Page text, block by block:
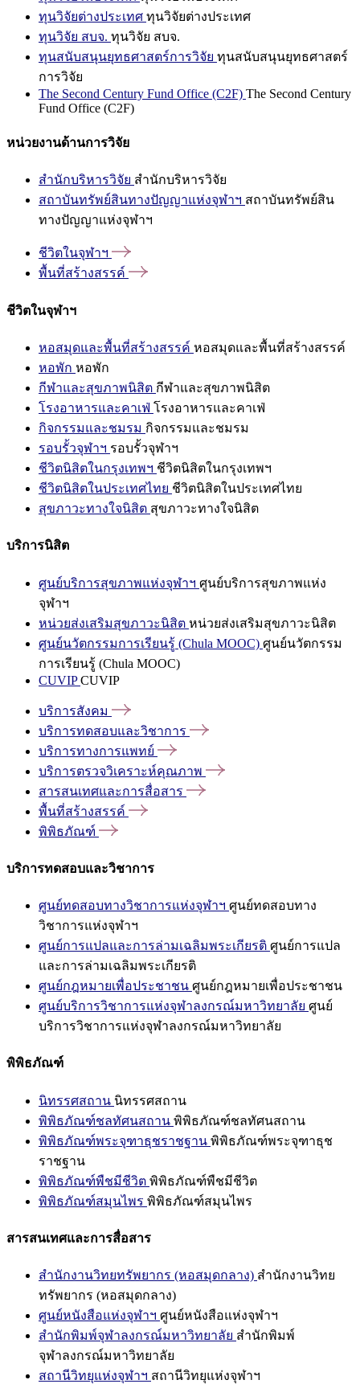
ทุนวิจัยต่างประเทศ ทุนวิจัยต่างประเทศ
ทุนวิจัย สบจ. ทุนวิจัย สบจ.
ทุนสนับสนุนยุทธศาสตร์การวิจัย ทุนสนับสนุนยุทธศาสตร์
การวิจัย
The Second Century Fund Office (C2F) The Second Century
Fund Office (C2F)
หน่วยงานด้านการวิจัย
สำนักบริหารวิจัย สำนักบริหารวิจัย
สถาบันทรัพย์สินทางปัญญาแห่งจุฬาฯ สถาบันทรัพย์สิน
ทางปัญญาแห่งจุฬาฯ
ชีวิตในจุฬาฯ
พื้นที่สร้างสรรค์
ชีวิตในจุฬาฯ
หอสมุดและพื้นที่สร้างสรรค์ หอสมุดและพื้นที่สร้างสรรค์
หอพัก หอพัก
กีฬาและสุขภาพนิสิต กีฬาและสุขภาพนิสิต
โรงอาหารและคาเฟ่ โรงอาหารและคาเฟ่
กิจกรรมและชมรม กิจกรรมและชมรม
รอบรั้วจุฬาฯ รอบรั้วจุฬาฯ
ชีวิตนิสิตในกรุงเทพฯ ชีวิตนิสิตในกรุงเทพฯ
ชีวิตนิสิตในประเทศไทย ชีวิตนิสิตในประเทศไทย
สุขภาวะทางใจนิสิต สุขภาวะทางใจนิสิต
บริการนิสิต
ศูนย์บริการสุขภาพแห่งจุฬาฯ ศูนย์บริการสุขภาพแห่ง
จุฬาฯ
หน่วยส่งเสริมสุขภาวะนิสิต หน่วยส่งเสริมสุขภาวะนิสิต
ศูนย์นวัตกรรมการเรียนรู้ (Chula MOOC) ศูนย์นวัตกรรม
การเรียนรู้ (Chula MOOC)
CUVIPCUVIP
บริการสังคม
บริการทดสอบและวิชาการ
บริการทางการแพทย์
บริการตรวจวิเคราะห์คุณภาพ
สารสนเทศและการสื่อสาร
พื้นที่สร้างสรรค์
พิพิธภัณฑ์
บริการทดสอบและวิชาการ
ศูนย์ทดสอบทางวิชาการแห่งจุฬาฯ ศูนย์ทดสอบทาง
วิชาการแห่งจุฬาฯ
ศูนย์การแปลและการล่ามเฉลิมพระเกียรติ ศูนย์การแปล
และการล่ามเฉลิมพระเกียรติ
ศูนย์กฎหมายเพื่อประชาชน ศูนย์กฎหมายเพื่อประชาชน
ศูนย์บริการวิชาการแห่งจุฬาลงกรณ์มหาวิทยาลัย ศูนย์
บริการวิชาการแห่งจุฬาลงกรณ์มหาวิทยาลัย
พิพิธภัณฑ์
นิทรรศสถาน นิทรรศสถาน
พิพิธภัณฑ์ชลทัศนสถาน พิพิธภัณฑ์ชลทัศนสถาน
พิพิธภัณฑ์พระจุฑาธุชราชฐาน พิพิธภัณฑ์พระจุฑาธุช
ราชฐาน
พิพิธภัณฑ์พืชมีชีวิต พิพิธภัณฑ์พืชมีชีวิต
พิพิธภัณฑ์สมุนไพร พิพิธภัณฑ์สมุนไพร
สารสนเทศและการสื่อสาร
สำนักงานวิทยทรัพยากร (หอสมุดกลาง) สำนักงานวิทย
ทรัพยากร (หอสมุดกลาง)
ศูนย์หนังสือแห่งจุฬาฯ ศูนย์หนังสือแห่งจุฬาฯ
สำนักพิมพ์จุฬาลงกรณ์มหาวิทยาลัย สำนักพิมพ์
จุฬาลงกรณ์มหาวิทยาลัย
สถานีวิทยุแห่งจุฬาฯ สถานีวิทยุแห่งจุฬาฯ